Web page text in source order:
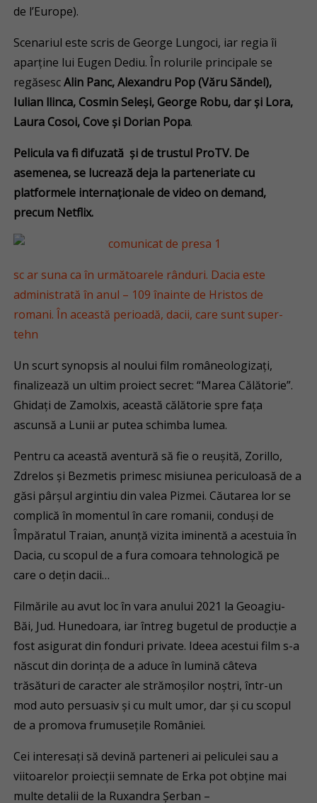
de l’Europe).
Scenariul este scris de George Lungoci, iar regia îi
aparține lui Eugen Dediu. În rolurile principale se
regăsescAlin Panc, Alexandru Pop (Văru Săndel),
Iulian llinca, Cosmin Seleși, George Robu, dar și Lora,
Laura Cosoi, Cove și Dorian Popa.
Pelicula va fi difuzată și de trustul ProTV. De
asemenea, se lucrează deja la parteneriate cu
platformele internaționale de video on demand,
precum Netflix.
sc ar suna ca în următoarele rânduri. Dacia este
administrată în anul – 109 înainte de Hristos de
romani. În această perioadă, dacii, care sunt super-
tehn
Un scurt synopsis al noului film româneologizați,
finalizează un ultim proiect secret: “Marea Călătorie”.
Ghidați de Zamolxis, această călătorie spre fața
ascunsă a Lunii ar putea schimba lumea.
Pentru ca această aventură să fie o reușită, Zorillo,
Zdrelos și Bezmetis primesc misiunea periculoasă de a
găsi pârșul argintiu din valea Pizmei. Căutarea lor se
complică în momentul în care romanii, conduși de
Împăratul Traian, anunță vizita iminentă a acestuia în
Dacia, cu scopul de a fura comoara tehnologică pe
care o dețin dacii…
Filmările au avut loc în vara anului 2021 la Geoagiu-
Băi, Jud. Hunedoara, iar întreg bugetul de producție a
fost asigurat din fonduri private. Ideea acestui film s-a
născut din dorința de a aduce în lumină câteva
trăsături de caracter ale strămoșilor noștri, într-un
mod auto persuasiv și cu mult umor, dar și cu scopul
de a promova frumuseţile României.
Cei interesați să devină parteneri ai peliculei sau a
viitoarelor proiecții semnate de Erka pot obține mai
multe detalii de la Ruxandra Șerban –